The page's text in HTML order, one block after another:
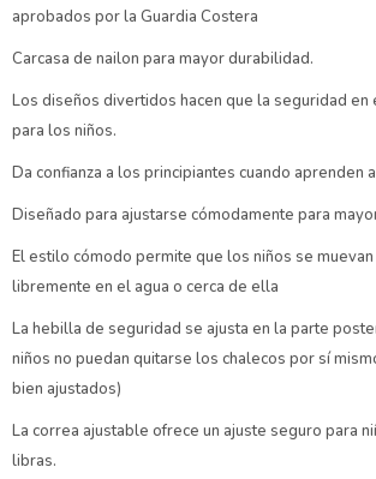
aprobados por la Guardia Costera
Carcasa de nailon para mayor durabilidad.
Los diseños divertidos hacen que la seguridad en
para los niños.
Da confianza a los principiantes cuando aprenden
Diseñado para ajustarse cómodamente para
El estilo cómodo permite que los niños se
libremente en el agua o cerca de ella
La hebilla de seguridad se ajusta en la parte
niños no puedan quitarse los chalecos por sí
bien ajustados)
La correa ajustable ofrece un ajuste seguro para
libras.